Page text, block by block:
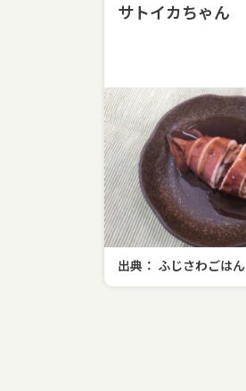
サトイカちゃん
出典： ふじさわごはん